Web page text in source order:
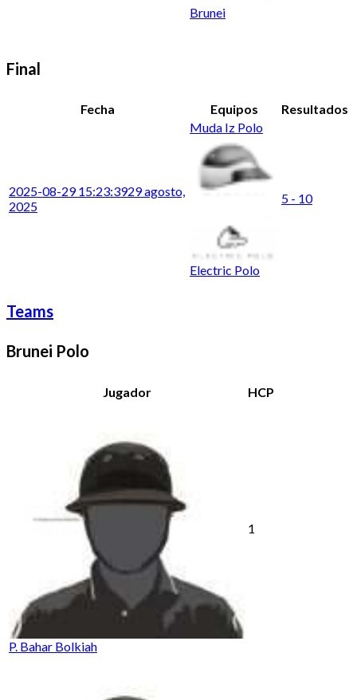
Brunei
Final
Fecha Equipos Resultados
2025-08-29 15:23:3929 agosto,
2025
Muda Iz Polo
Electric Polo
5 - 10
Teams
Brunei Polo
Jugador HCP
P. Bahar Bolkiah
1